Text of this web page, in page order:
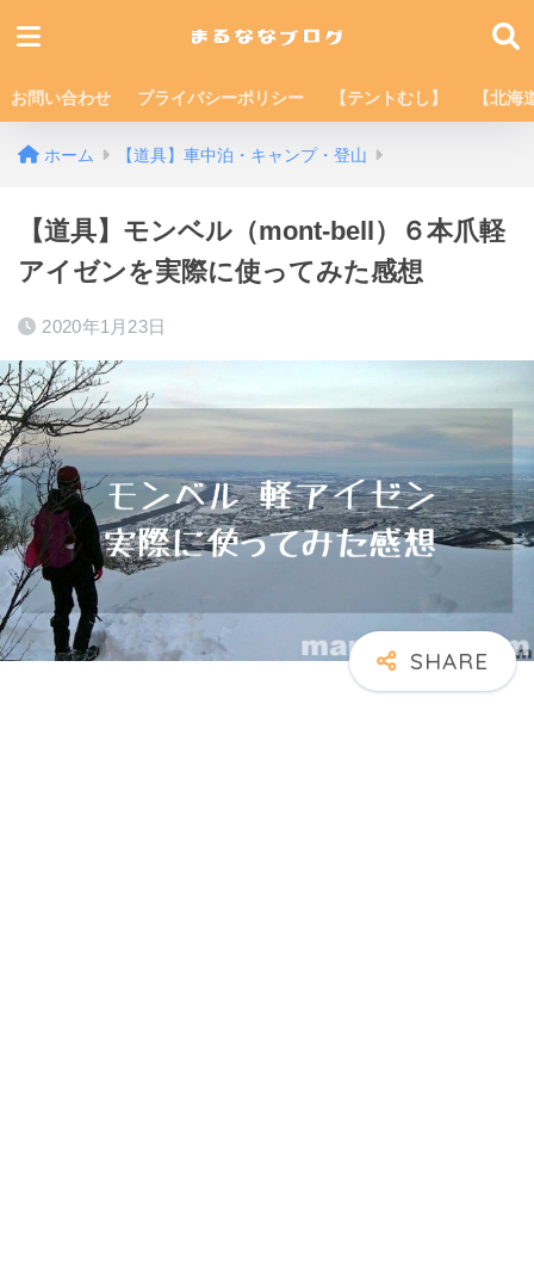
お問い合わせ プライバシーポリシー 【テントむし】 【北海
ホーム 【道具】車中泊・キャンプ・登山
【道具】モンベル（mont-bell）６本爪軽
アイゼンを実際に使ってみた感想
2020年1月23日